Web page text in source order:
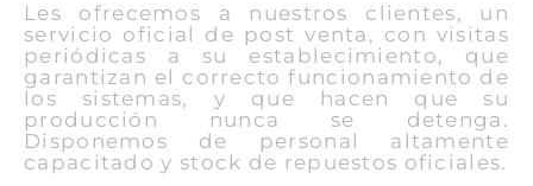
Les ofrecemos a nuestros clientes, un
servicio oficial de post venta, con visitas
periódicas a su establecimiento, que
garantizan el correcto funcionamiento de
los sistemas, y que hacen que su
producción nunca se detenga.
Disponemos de personal altamente
capacitado y stock de repuestos oficiales.